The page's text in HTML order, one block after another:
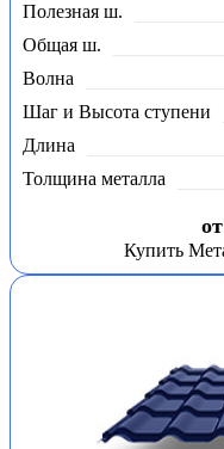
Полезная ш.
Общая ш.
Волна
Шаг и Высота ступени
Длина
Толщина металла
от
Купить